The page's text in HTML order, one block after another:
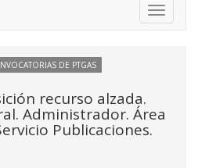
Toggle
DE PTGAS
recurso alzada.
Administrador. Área
Publicaciones.